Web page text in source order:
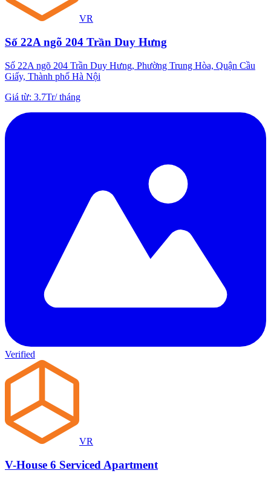
VR
Số 22A ngõ 204 Trần Duy Hưng
Số 22A ngõ 204 Trần Duy Hưng, Phường Trung Hòa, Quận Cầu
Giấy, Thành phố Hà Nội
Giá từ: 3.7Tr/tháng
Verified
VR
V-House 6 Serviced Apartment